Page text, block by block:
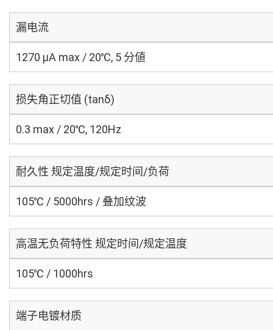
漏电流
1270 μA max / 20℃, 5 分値
损失角正切值 (tanδ)
0.3 max / 20℃, 120Hz
耐久性 规定温度/规定时间/负荷
105℃ / 5000hrs / 叠加纹波
高温无负荷特性 规定时间/规定温度
105℃ / 1000hrs
端子电镀材质